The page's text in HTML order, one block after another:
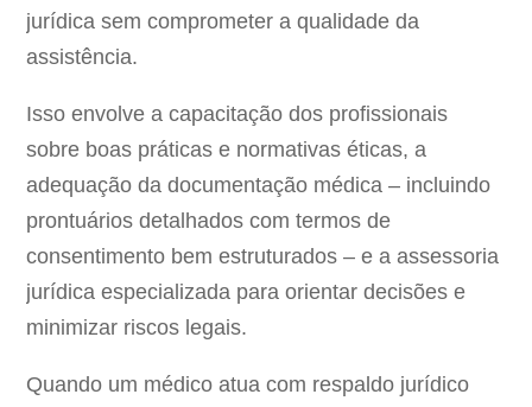
jurídica sem comprometer a qualidade da
assistência.
Isso envolve a capacitação dos profissionais
sobre boas práticas e normativas éticas, a
adequação da documentação médica – incluindo
prontuários detalhados com termos de
consentimento bem estruturados – e a assessoria
jurídica especializada para orientar decisões e
minimizar riscos legais.
Quando um médico atua com respaldo jurídico